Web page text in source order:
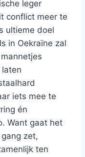
leger
conflict meer te
ultieme doel
in Oekraïne zal
iets mee te
én
Want gaat het
zet,
ten